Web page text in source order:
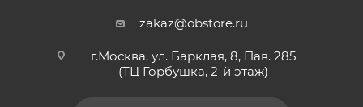
zakaz@obstore.ru
г.Москва, ул. Барклая, 8, Пав. 285
(ТЦ Горбушка, 2-й этаж)